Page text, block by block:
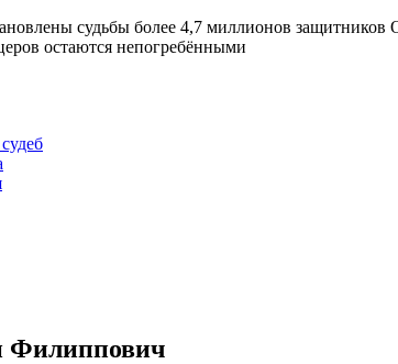
судьбы более 4,7 миллионов защитников
остаются непогребёнными
Филиппович